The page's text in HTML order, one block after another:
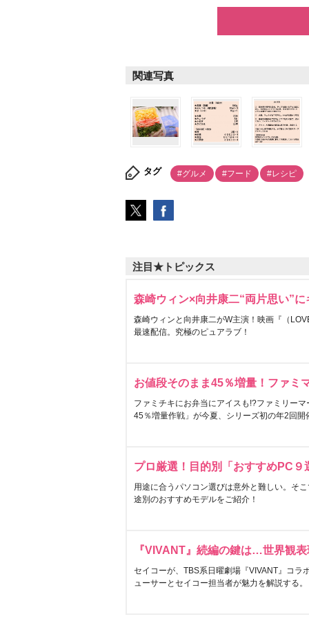
関連写真
タグ #グルメ #フード #レシピ
注目★トピックス
森崎ウィン×向井康二“両片思い”
森崎ウィンと向井康二がW主演！映画『（
最速配信。究極のピュアラブ！
お値段そのまま45％増量！ファミ
ファミチキにお弁当にアイスも!?ファミリー
45％増量作戦」が今夏、シリーズ初の年2回開
プロ厳選！目的別「おすすめPC９
用途に合うパソコン選びは意外と難しい。そ
途別のおすすめモデルをご紹介！
『VIVANT』続編の鍵は…世界観
セイコーが、TBS系日曜劇場『VIVANT』コラ
ューサーとセイコー担当者が魅力を解説する。